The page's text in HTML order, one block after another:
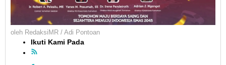
oleh RedaksiMR / Adi Pontoan
Ikuti Kami Pada